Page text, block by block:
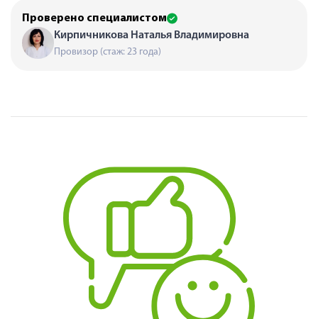
Проверено специалистом
Кирпичникова Наталья Владимировна
Провизор (стаж: 23 года)